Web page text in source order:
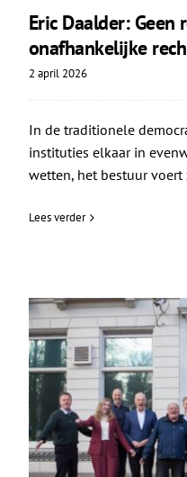
Eric Daalder:
onafhankelijke
2 april 2026
In de traditionele
instituties elkaar in
wetten, het bestuur voert
Lees verder